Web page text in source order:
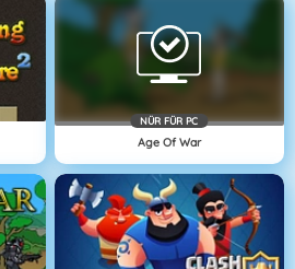
NÜR FÜR PC
Age Of War